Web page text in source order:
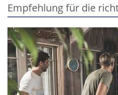
Empfehlung für die